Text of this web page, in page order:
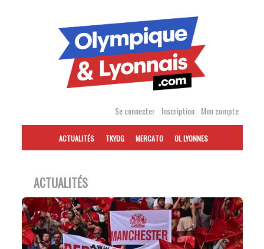
Se connecter Inscription Mon compte
ACTUALITÉS TKYDG MERCATO OL LYONNES
ACTUALITÉS